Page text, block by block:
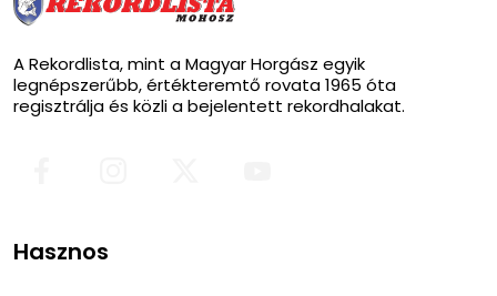
A Rekordlista, mint a Magyar Horgász egyik
legnépszerűbb, értékteremtő rovata 1965 óta
regisztrálja és közli a bejelentett rekordhalakat.
Hasznos